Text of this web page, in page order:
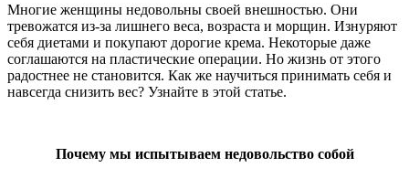
Многие женщины недовольны своей внешностью. Они
тревожатся из-за лишнего веса, возраста и морщин. Изнуряют
себя диетами и покупают дорогие крема. Некоторые даже
соглашаются на пластические операции. Но жизнь от этого
радостнее не становится. Как же научиться принимать себя и
навсегда снизить вес? Узнайте в этой статье.
Почему мы испытываем недовольство собой